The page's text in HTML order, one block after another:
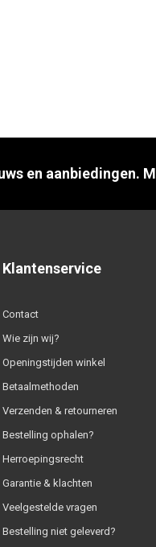
en aanbiedingen.
Klantenservice
Contact
Wie zijn wij?
Openingstijden winkel
Betaalmethoden
Verzenden & retourneren
Bestelling ophalen?
Herroepingsrecht
Garantie & klachten
Veelgestelde vragen
Bestelling niet geleverd?